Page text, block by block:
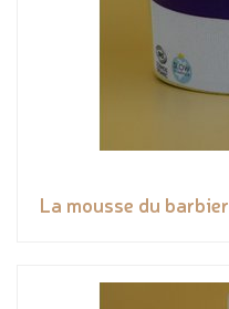
La mousse du barbier